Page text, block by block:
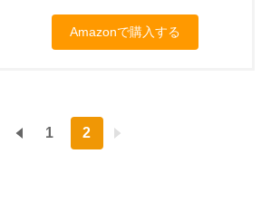
Amazonで購入する
1 2